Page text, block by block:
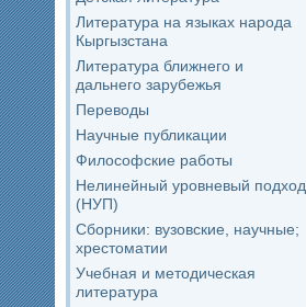
Литература на языках народа
Кыргызстана
Литература ближнего и
дальнего зарубежья
Переводы
Научные публикации
Философские работы
Нелинейный уровневый подход
(НУП)
Сборники: вузовские, научные;
хрестоматии
Учебная и методическая
литература